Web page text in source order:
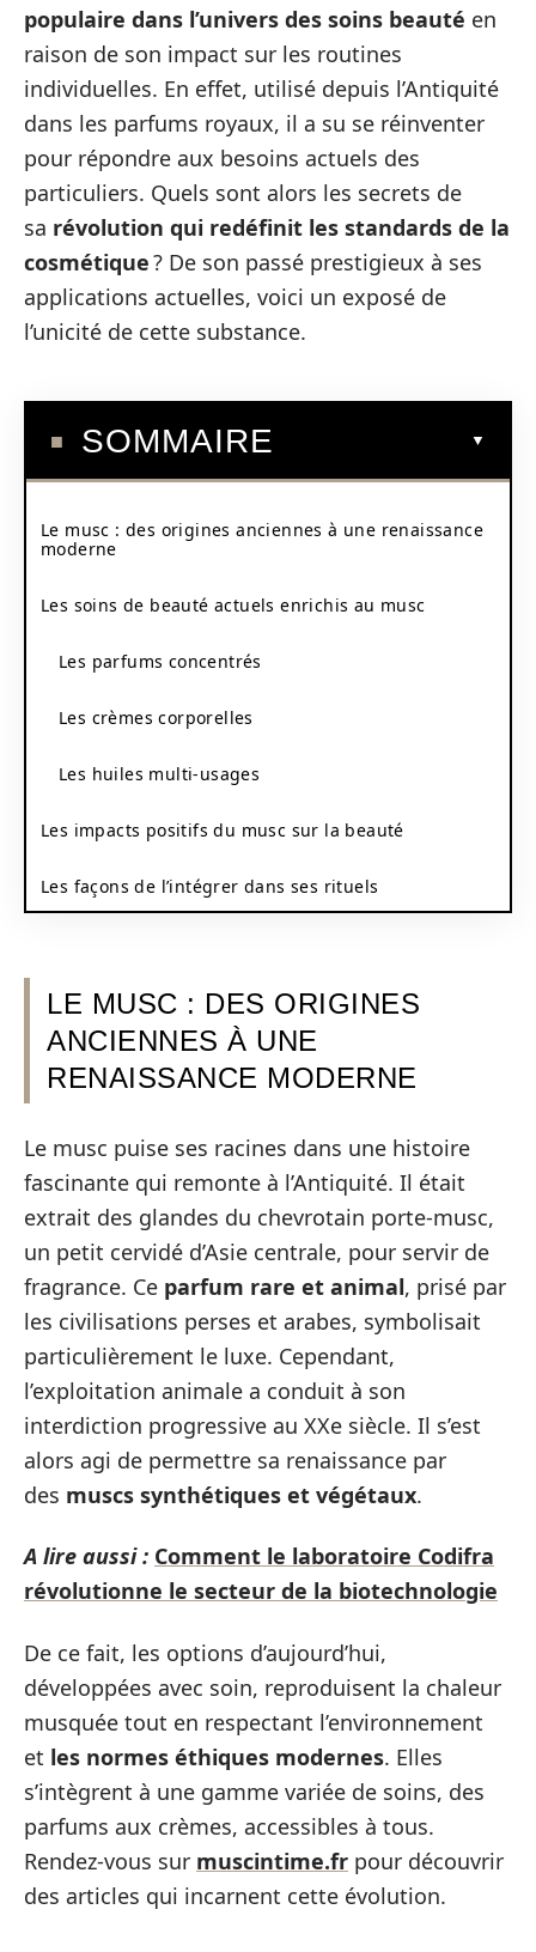
populaire dans l’univers des soins beauté en
raison de son impact sur les routines
individuelles. En effet, utilisé depuis l’Antiquité
dans les parfums royaux, il a su se réinventer
pour répondre aux besoins actuels des
particuliers. Quels sont alors les secrets de
sa révolution qui redéfinit les standards de la
cosmétique? De son passé prestigieux à ses
applications actuelles, voici un exposé de
l’unicité de cette substance.
SOMMAIRE
Le musc : des origines anciennes à une renaissance
moderne
Les soins de beauté actuels enrichis au musc
Les parfums concentrés
Les crèmes corporelles
Les huiles multi-usages
Les impacts positifs du musc sur la beauté
Les façons de l’intégrer dans ses rituels
LE MUSC : DES ORIGINES
ANCIENNES À UNE
RENAISSANCE MODERNE
Le musc puise ses racines dans une histoire
fascinante qui remonte à l’Antiquité. Il était
extrait des glandes du chevrotain porte-musc,
un petit cervidé d’Asie centrale, pour servir de
fragrance. Ce parfum rare et animal, prisé par
les civilisations perses et arabes, symbolisait
particulièrement le luxe. Cependant,
l’exploitation animale a conduit à son
interdiction progressive au XXe siècle. Il s’est
alors agi de permettre sa renaissance par
des muscs synthétiques et végétaux.
A lire aussi : Comment le laboratoire Codifra
révolutionne le secteur de la biotechnologie
De ce fait, les options d’aujourd’hui,
développées avec soin, reproduisent la chaleur
musquée tout en respectant l’environnement
et les normes éthiques modernes. Elles
s’intègrent à une gamme variée de soins, des
parfums aux crèmes, accessibles à tous.
Rendez-vous sur muscintime.fr pour découvrir
des articles qui incarnent cette évolution.